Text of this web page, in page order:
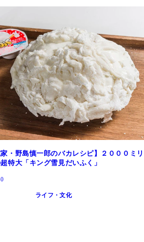
家・野島慎一郎のバカレシピ】２０００ミリ
特大「キング雪見だいふく」
ライフ・文化